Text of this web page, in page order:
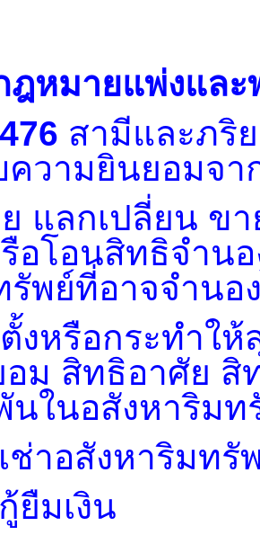
ฎหมายแพ่งแล
สามีและภริ
ความยินยอมจ
แลกเปลี่ยน ขา
อโอนสิทธิจำน
รัพย์ที่อาจจำนอ
หรือกระทำให้
อม สิทธิอาศัย
นในอสังหาริมท
าอสังหาริมทรั
มเงิน